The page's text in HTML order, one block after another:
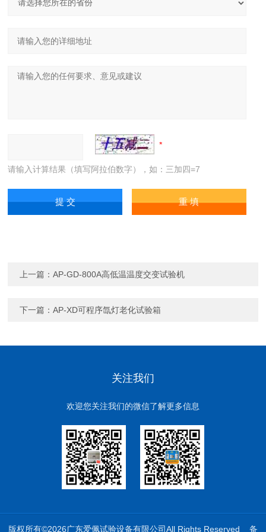
请输入计算结果（填写阿拉伯数字），如：三加四=7
上一篇：AP-GD-800A高低温温度交变试验机
下一篇：AP-XD可程序氙灯老化试验箱
关注我们
欢迎您关注我们的微信了解更多信息
版权所有©2026广东爱佩试验设备有限公司All Rights Reserved 备